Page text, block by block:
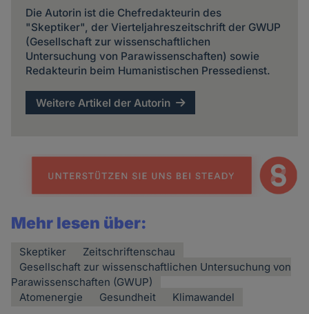
Die Autorin ist die Chefredakteurin des
"Skeptiker", der Vierteljahreszeitschrift der GWUP
(Gesellschaft zur wissenschaftlichen
Untersuchung von Parawissenschaften) sowie
Redakteurin beim Humanistischen Pressedienst.
Weitere Artikel der Autorin
Mehr lesen über:
Skeptiker
Zeitschriftenschau
Gesellschaft zur wissenschaftlichen Untersuchung von
Parawissenschaften (GWUP)
Atomenergie
Gesundheit Klimawandel